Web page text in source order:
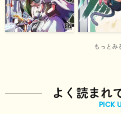
もっとみ
よく読まれ
PICK